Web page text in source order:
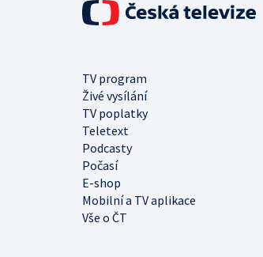
TV program
Živé vysílání
TV poplatky
Teletext
Podcasty
Počasí
E-shop
Mobilní a TV aplikace
Vše o ČT